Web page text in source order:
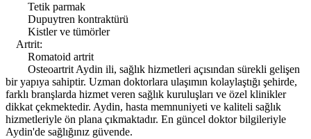
Tetik parmak
Dupuytren kontraktürü
Kistler ve tümörler
Artrit:
Romatoid artrit
Osteoartrit Aydin ili, sağlık hizmetleri açısından sürekli gelişen
bir yapıya sahiptir. Uzman doktorlara ulaşımın kolaylaştığı şehirde,
farklı branşlarda hizmet veren sağlık kuruluşları ve özel klinikler
dikkat çekmektedir. Aydin, hasta memnuniyeti ve kaliteli sağlık
hizmetleriyle ön plana çıkmaktadır. En güncel doktor bilgileriyle
Aydin'de sağlığınız güvende.